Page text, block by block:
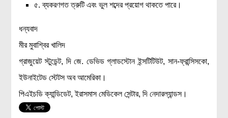
৫. ব্যকরণগত ত্রুটি এবং ভুল শব্দের প্রয়োগ থাকতে পারে।
ধন্যবাদ
মীর মুবাশ্বির খালিদ
গ্রাজুয়েট স্টুডেন্ট, দি জে. ডেভিড গ্লাডস্টোন ইন্সটিটিউট, সান-ফ্রান্সিসকো,
ইউনাইটেড স্টেটস অব আমেরিকা।
পিএইচডি ক্যান্ডিডেট, ইরাসমাস মেডিকেল সেন্টার, দি নেদারল্যান্ডস।